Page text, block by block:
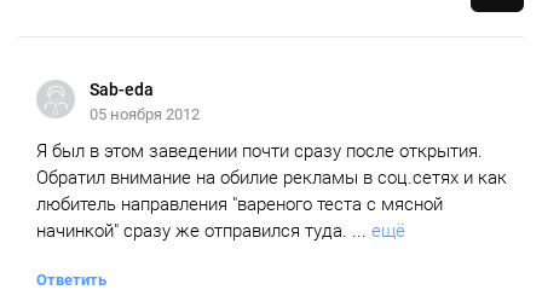
Sab-eda
05 ноября 2012
Я был в этом заведении почти сразу после открытия.
Обратил внимание на обилие рекламы в соц.сетях и как
любитель направления "вареного теста с мясной
начинкой" сразу же отправился туда. ... ещё
Ответить